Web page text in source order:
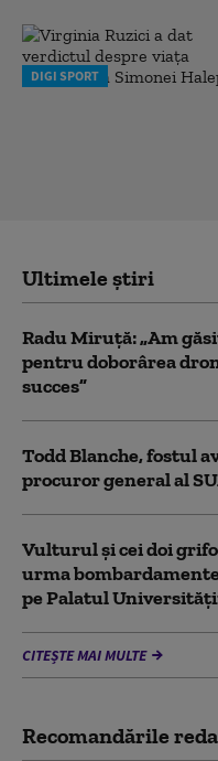
DIGI SPORT
Ultimele știri
Radu Miruță: „Am
pentru doborârea
succes”
Todd Blanche, fostul
procuror general al
Vulturul şi cei doi
urma
pe Palatul
CITEȘTE MAI MULTE
Recomandările